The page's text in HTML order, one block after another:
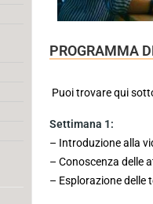
PROGRAMMA
Puoi trovare qui
Settimana 1:
– Introduzione alla
– Conoscenza delle
– Esplorazione delle